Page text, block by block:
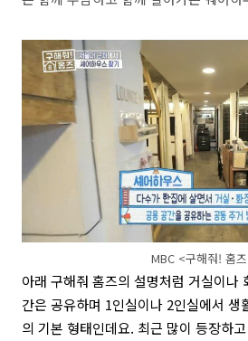
MBC <구해줘! 홈
아래 구해줘 홈즈의 설명처럼 거실이나
간은 공유하며 1인실이나 2인실에서 생
의 기본 형태인데요. 최근 많이 등장하